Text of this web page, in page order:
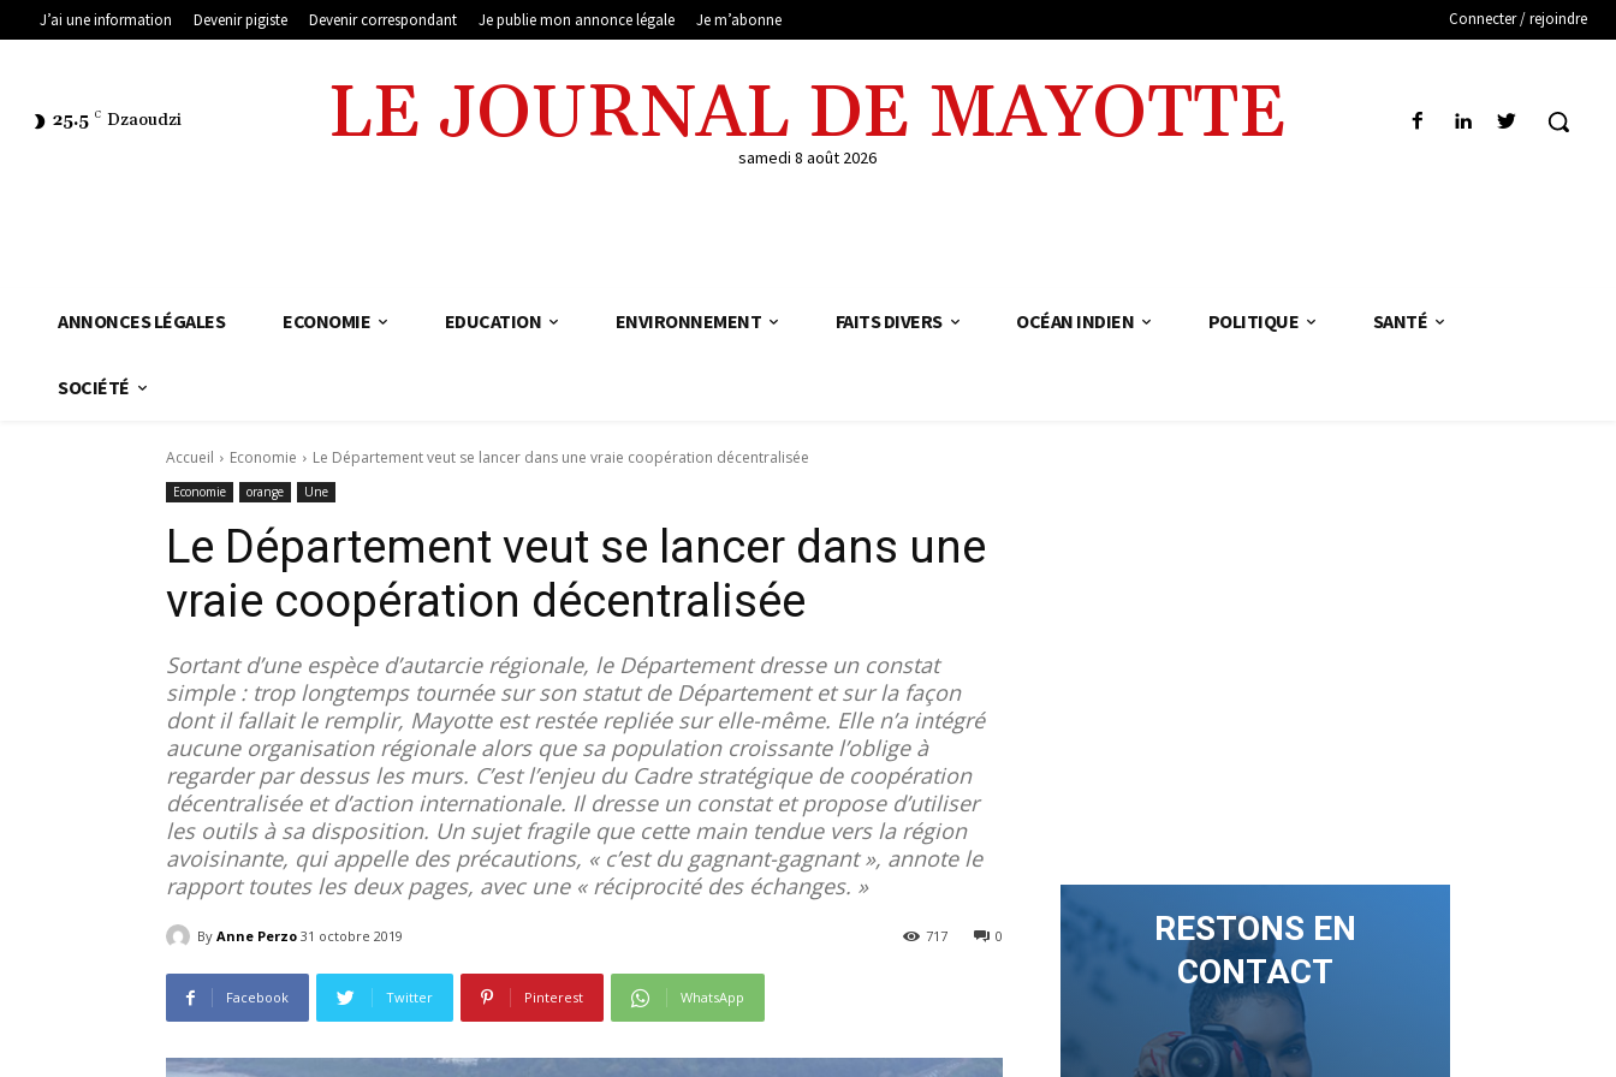
J’ai une information Devenir pigiste Devenir correspondant Je publie mon annonce légale Je m’abonne Connecter / rejoindre
25.5 C Dzaoudzi LE JOURNAL DE MAYOTTE
samedi 8 août 2026
ANNONCES LÉGALES ECONOMIE EDUCATION ENVIRONNEMENT FAITS DIVERS OCÉAN INDIEN POLITIQUE SANTÉ
SOCIÉTÉ
Accueil Economie Le Département veut se lancer dans une vraie coopération décentralisée
Economie orange Une
Le Département veut se lancer dans une
vraie coopération décentralisée
Sortant d’une espèce d’autarcie régionale, le Département dresse un constat
simple : trop longtemps tournée sur son statut de Département et sur la façon
dont il fallait le remplir, Mayotte est restée repliée sur elle-même. Elle n’a intégré
aucune organisation régionale alors que sa population croissante l’oblige à
regarder par dessus les murs. C’est l’enjeu du Cadre stratégique de coopération
décentralisée et d’action internationale. Il dresse un constat et propose d’utiliser
les outils à sa disposition. Un sujet fragile que cette main tendue vers la région
avoisinante, qui appelle des précautions, « c’est du gagnant-gagnant », annote le
rapport toutes les deux pages, avec une « réciprocité des échanges. »
By Anne Perzo 31 octobre 2019 0
717
Facebook Twitter Pinterest WhatsApp
RESTONS EN
CONTACT